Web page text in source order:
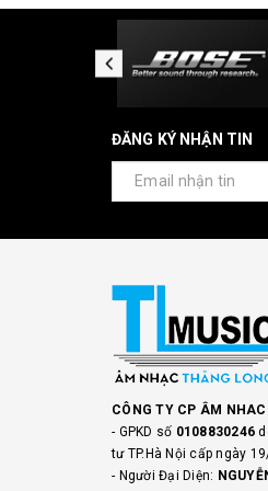
ĐĂNG KÝ NHẬN TIN
CÔNG TY CP ÂM
- GPKD số 0108830246
tư TP.Hà Nội cấp ngày
- Người Đại Diện: